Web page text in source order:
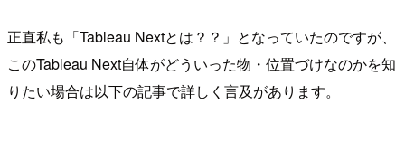
正直私も「Tableau Nextとは？？」となっていたのですが、
このTableau Next自体がどういった物・位置づけなのかを知
りたい場合は以下の記事で詳しく言及があります。